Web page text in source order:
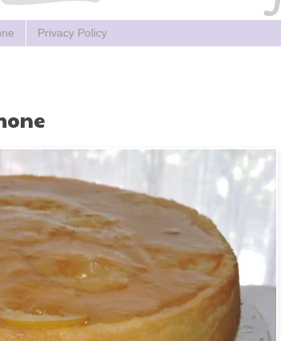
Privacy Policy